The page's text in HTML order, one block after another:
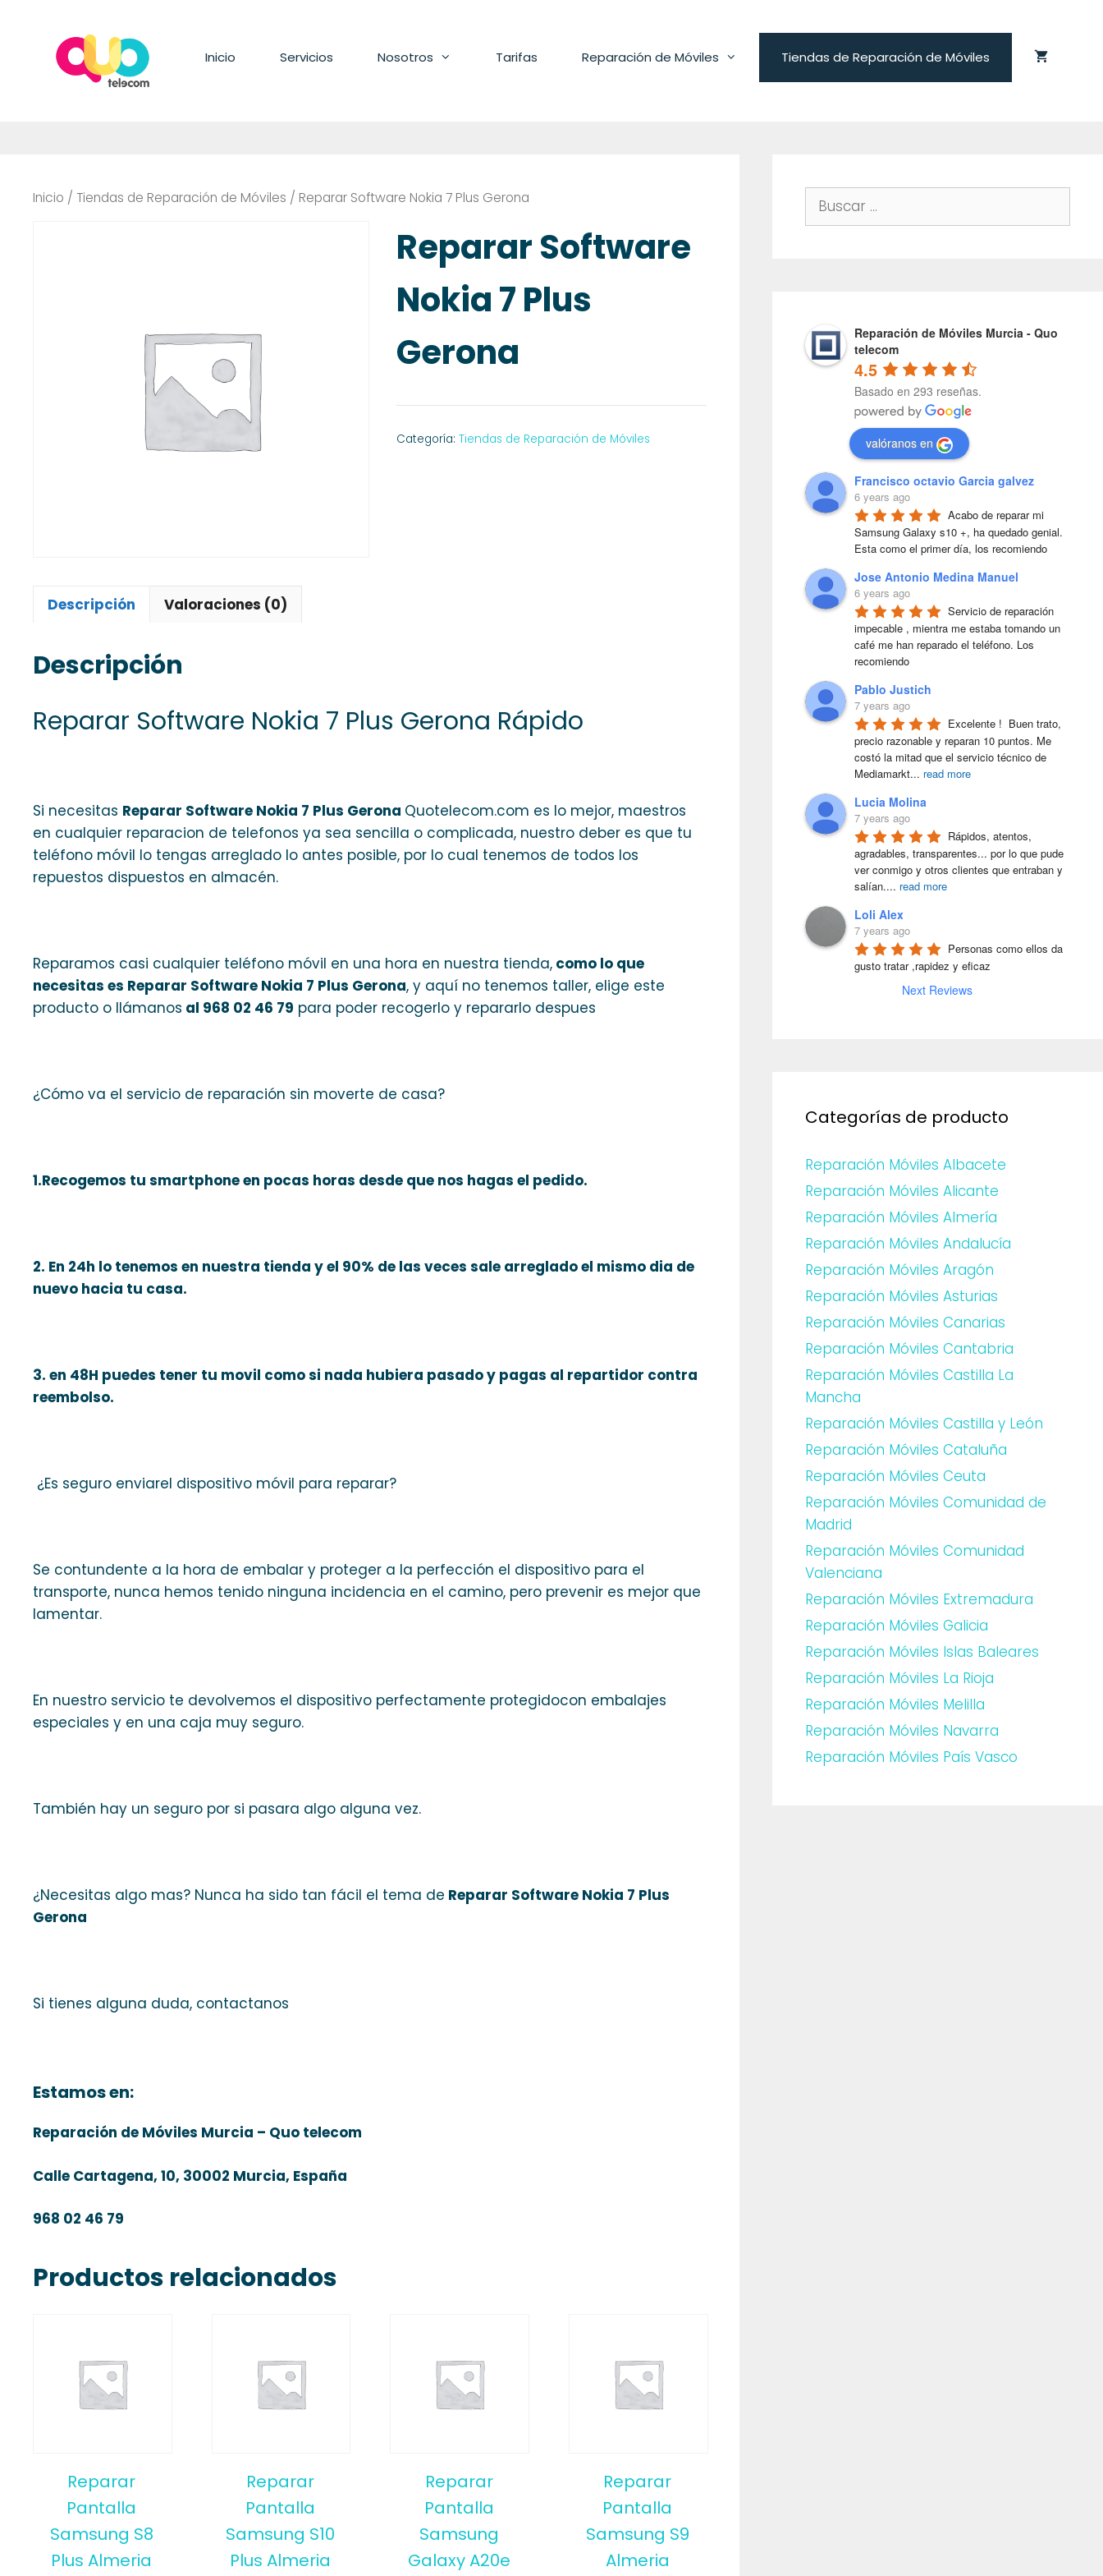
contenido
Inicio Servicios Nosotros Tarifas Reparación de Móviles Tiendas de Reparación de Móviles
Inicio / Tiendas de Reparación de Móviles / Reparar Software Nokia 7 Plus Gerona
Reparar Software
Nokia 7 Plus
Gerona
Categoría:Tiendas de Reparación de Móviles
Descripción Valoraciones (0)
Descripción
Reparar Software Nokia 7 Plus Gerona Rápido
Si necesitas Reparar Software Nokia 7 Plus Gerona Quotelecom.com es lo mejor, maestros
en cualquier reparacion de telefonos ya sea sencilla o complicada, nuestro deber es que tu
teléfono móvil lo tengas arreglado lo antes posible, por lo cual tenemos de todos los
repuestos dispuestos en almacén.
Reparamos casi cualquier teléfono móvil en una hora en nuestra tienda, como lo que
necesitas es Reparar Software Nokia 7 Plus Gerona, y aquí no tenemos taller, elige este
producto o llámanos al 968 02 46 79 para poder recogerlo y repararlo despues
¿Cómo va el servicio de reparación sin moverte de casa?
1.Recogemos tu smartphone en pocas horas desde que nos hagas el pedido.
2. En 24h lo tenemos en nuestra tienda y el 90% de las veces sale arreglado el mismo dia de
nuevo hacia tu casa.
3. en 48H puedes tener tu movil como si nada hubiera pasado y pagas al repartidor contra
reembolso.
¿Es seguro enviarel dispositivo móvil para reparar?
Se contundente a la hora de embalar y proteger a la perfección el dispositivo para el
transporte, nunca hemos tenido ninguna incidencia en el camino, pero prevenir es mejor que
lamentar.
En nuestro servicio te devolvemos el dispositivo perfectamente protegidocon embalajes
especiales y en una caja muy seguro.
También hay un seguro por si pasara algo alguna vez.
¿Necesitas algo mas? Nunca ha sido tan fácil el tema de Reparar Software Nokia 7 Plus
Gerona
Si tienes alguna duda, contactanos
Estamos en:
Reparación de Móviles Murcia – Quo telecom
Calle Cartagena, 10, 30002 Murcia, España
968 02 46 79
Productos relacionados
Reparar
Pantalla
Samsung S8
Plus Almeria
Reparar
Pantalla
Samsung S10
Plus Almeria
Reparar
Pantalla
Samsung
Galaxy A20e
Reparar
Pantalla
Samsung S9
Almeria
Buscar:
Reparación de Móviles Murcia - Quo
telecom
4.5
Basado en 293 reseñas.
valóranos en
Francisco octavio Garcia galvez
6 years ago
Acabo de reparar mi
Samsung Galaxy s10 +, ha quedado genial.
Esta como el primer día, los recomiendo
Jose Antonio Medina Manuel
6 years ago
Servicio de reparación
impecable , mientra me estaba tomando un
café me han reparado el teléfono. Los
recomiendo
Pablo Justich
7 years ago
Excelente !  Buen trato,
precio razonable y reparan 10 puntos. Me
costó la mitad que el servicio técnico de
Mediamarkt... read more
Lucia Molina
7 years ago
Rápidos, atentos,
agradables, transparentes... por lo que pude
ver conmigo y otros clientes que entraban y
salían.... read more
Loli Alex
7 years ago
Personas como ellos da
gusto tratar ,rapidez y eficaz
Next Reviews
Categorías de producto
Reparación Móviles Albacete
Reparación Móviles Alicante
Reparación Móviles Almería
Reparación Móviles Andalucía
Reparación Móviles Aragón
Reparación Móviles Asturias
Reparación Móviles Canarias
Reparación Móviles Cantabria
Reparación Móviles Castilla La
Mancha
Reparación Móviles Castilla y León
Reparación Móviles Cataluña
Reparación Móviles Ceuta
Reparación Móviles Comunidad de
Madrid
Reparación Móviles Comunidad
Valenciana
Reparación Móviles Extremadura
Reparación Móviles Galicia
Reparación Móviles Islas Baleares
Reparación Móviles La Rioja
Reparación Móviles Melilla
Reparación Móviles Navarra
Reparación Móviles País Vasco